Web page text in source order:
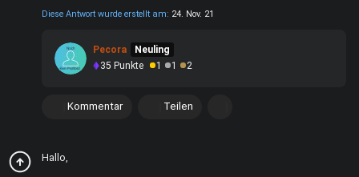
Diese Antwort wurde erstellt am: 24. Nov. 21
Pecora
Neuling
35 Punkte 1 1 2
Kommentar Teilen
Hallo,